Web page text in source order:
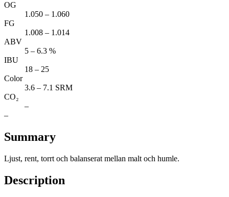
OG
1.050 – 1.060
FG
1.008 – 1.014
ABV
5 – 6.3 %
IBU
18 – 25
Color
3.6 – 7.1 SRM
CO₂
–
–
Summary
Ljust, rent, torrt och balanserat mellan malt och humle.
Description